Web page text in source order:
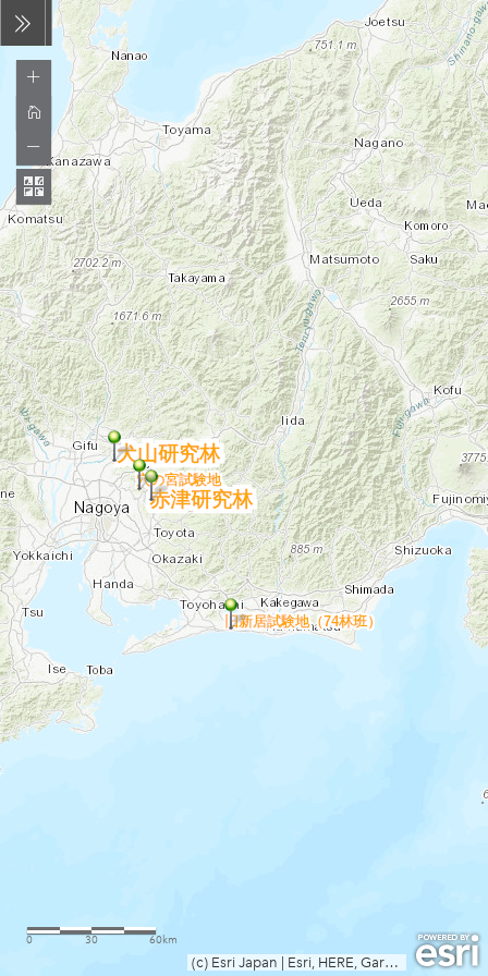
赤津研究林
穴の宮試験地
犬山研究林
旧新居試験地（74林班）
(c) Esri Japan Esri, HERE, Garmin, FAO, USGS
0 30 60km